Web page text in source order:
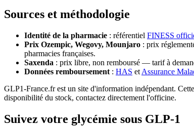
Sources et méthodologie
Identité de la pharmacie : référentiel FINESS
Prix Ozempic, Wegovy, Mounjaro : prix
pharmacies françaises.
Saxenda : prix libre, non remboursé — tarif à
Données remboursement : HAS et Assurance
GLP1-France.fr est un site d'information indépendant.
disponibilité du stock, contactez directement l'officine.
Suivez votre glycémie sous GLP-1